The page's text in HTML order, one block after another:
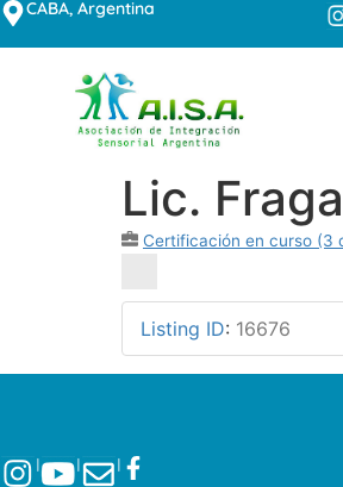
CABA, Argentina
Lic.
Certificación en curso (3
Listing ID: 16676
l l l